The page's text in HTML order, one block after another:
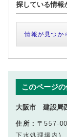
探している情報
情報が見つか
このページ
大阪市 建設局
住所： 〒557-
下水処理場内)